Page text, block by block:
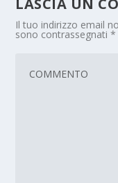
Il tuo indirizzo email
sono contrassegnati*